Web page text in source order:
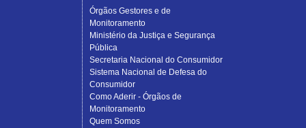
Órgãos Gestores e de
Monitoramento
Ministério da Justiça e Segurança
Pública
Secretaria Nacional do Consumidor
Sistema Nacional de Defesa do
Consumidor
Como Aderir - Órgãos de
Monitoramento
Quem Somos